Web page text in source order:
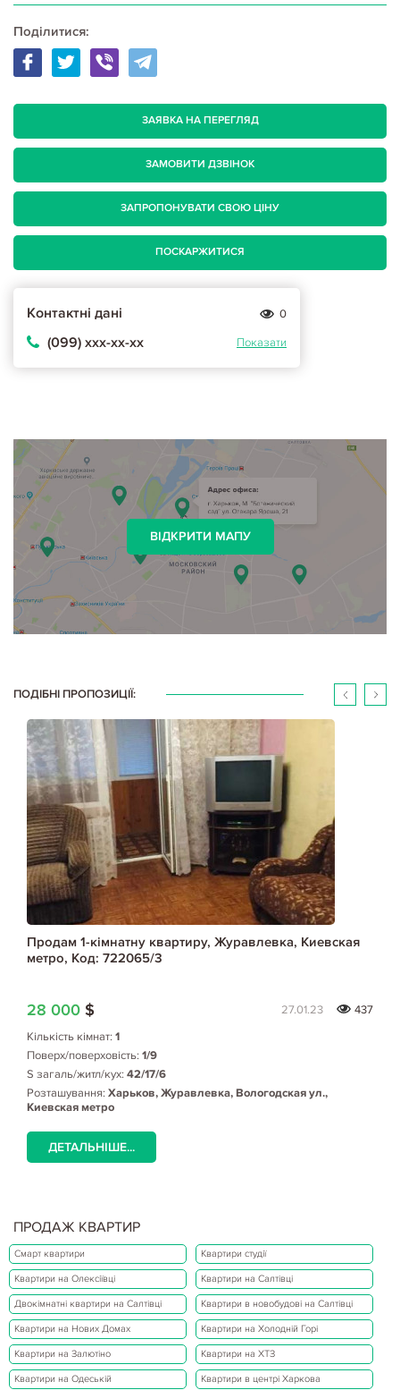
Поділитися:
ЗАЯВКА НА ПЕРЕГЛЯД
ЗАМОВИТИ ДЗВІНОК
ЗАПРОПОНУВАТИ СВОЮ ЦІНУ
ПОСКАРЖИТИСЯ
Контактні дані 0
(099) ххх-хх-хх Показати
ВІДКРИТИ МАПУ
ПОДІБНІ ПРОПОЗИЦІЇ:
Продам 1-кімнатну квартиру, Журавлевка, Киевская
метро, Код: 722065/3
28 000 $ 27.01.23
437
Кількість кімнат: 1
Поверх/поверховість: 1/9
S загаль/житл/кух: 42/17/6
Розташування: Харьков, Журавлевка, Вологодская ул.,
Киевская метро
ДЕТАЛЬНІШЕ...
ПРОДАЖ КВАРТИР
Смарт квартири Квартири студії
Квартири на Олексіївці Квартири на Салтівці
Двокімнатні квартири на Салтівці Квартири в новобудові на Салтівці
Квартири на Нових Домах Квартири на Холодній Горі
Квартири на Залютіно Квартири на ХТЗ
Квартири на Одеській Квартири в центрі Харкова